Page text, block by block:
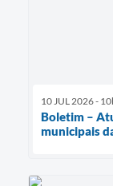
10 JUL 2026 -
Boletim –
municipais